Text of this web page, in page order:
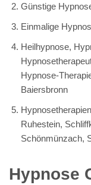
Günstige
Einmalige
Heilhypnose,
Hypnose-
Baiersbronn
Ruhestein,
Schönmünzach,
Hypnose